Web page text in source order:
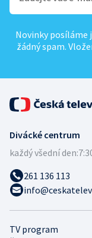
Novinky posíláme
žádný spam.